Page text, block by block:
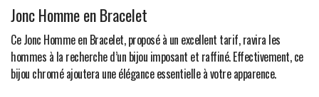
Jonc Homme en Bracelet
Ce Jonc Homme en Bracelet, proposé à un excellent tarif, ravira les
hommes à la recherche d’un bijou imposant et raffiné. Effectivement, ce
bijou chromé ajoutera une élégance essentielle à votre apparence.